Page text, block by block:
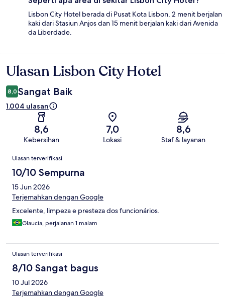
Lisbon City Hotel berada di Pusat Kota Lisbon, 2 menit berjalan
kaki dari Stasiun Anjos dan 15 menit berjalan kaki dari Avenida
da Liberdade.
Ulasan
Ulasan Lisbon City Hotel
8,0 Sangat Baik
1.004 ulasan
8,6
Kebersihan
7,0
Lokasi
8,6
Staf & layanan
Ulasan
Ulasan terverifikasi
10/10 Sempurna
15 Jun 2026
Terjemahkan dengan Google
Excelente, limpeza e presteza dos funcionários.
Glaucia, perjalanan 1 malam
Ulasan terverifikasi
8/10 Sangat bagus
10 Jul 2026
Terjemahkan dengan Google